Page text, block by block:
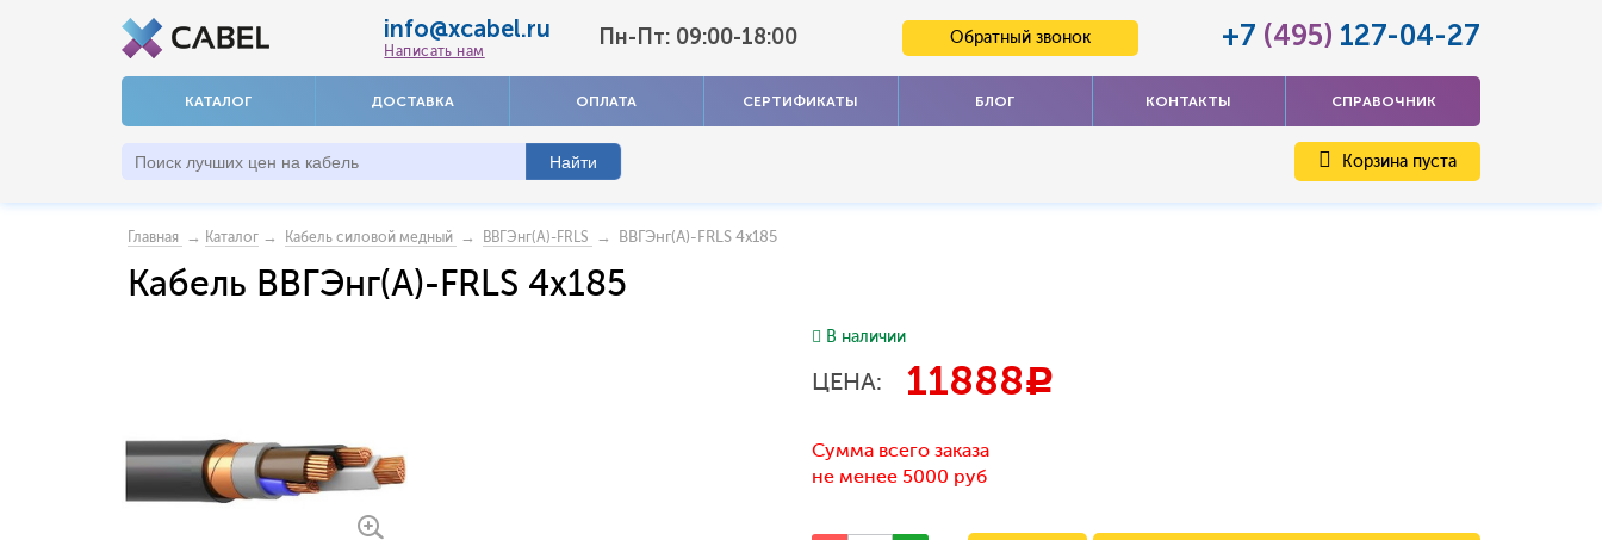
info@xcabel.ru
Написать нам
Пн-Пт: 09:00-18:00 Обратный звонок +7 (495) 127-04-27
КАТАЛОГ ДОСТАВКА ОПЛАТА СЕРТИФИКАТЫ БЛОГ КОНТАКТЫ СПРАВОЧНИК
Корзина пуста
Главная → Каталог → Кабель силовой медный → ВВГЭнг(А)-FRLS → ВВГЭнг(А)-FRLS 4x185
Кабель ВВГЭнг(А)-FRLS 4x185
В наличии
ЦЕНА: 11888c
Сумма всего заказа
не менее 5000 руб